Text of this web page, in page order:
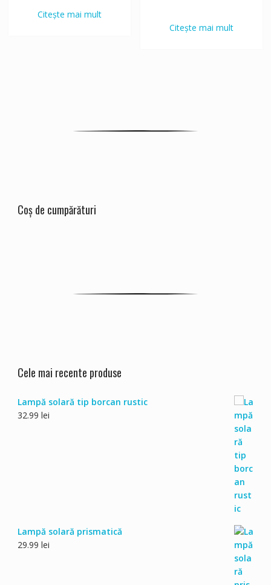
Citește mai mult
Citește mai mult
Coș de cumpărături
Cele mai recente produse
Lampă solară tip borcan rustic
32.99 lei
Lampă solară prismatică
29.99 lei